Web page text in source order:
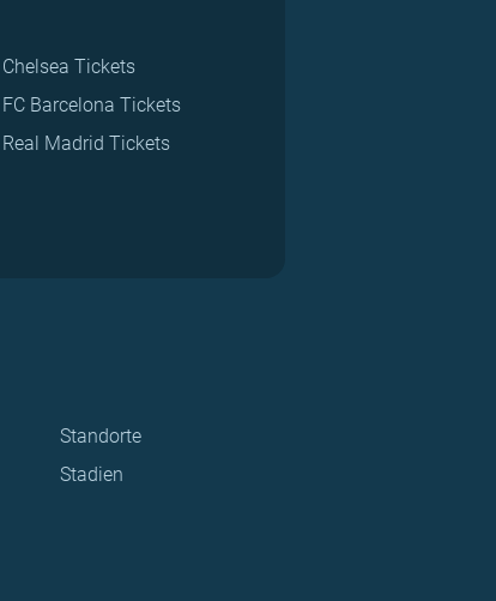
Chelsea Tickets
FC Barcelona Tickets
Real Madrid Tickets
Standorte
Stadien